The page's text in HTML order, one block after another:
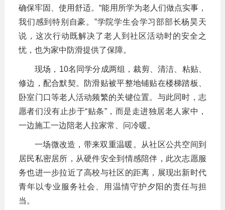
确保牢固、使用舒适。“能用所学为老人们做点实事，
我们感到特别自豪。”学院学生会学习部部长杨昊天
说，这次行动既解决了老人到社区活动时的安全之
忧，也为家中防滑提供了保障。
现场，10名同学分成两组，裁剪、清洁、粘贴、
修边，配合默契。防滑贴被平整地铺贴在楼梯踏板、
卧室门口等老人活动频繁的关键位置。与此同时，志
愿者们没有止步于“贴条”，而是走进独居老人家中，
一边施工一边陪老人拉家常、问冷暖。
一场微改造，带来双重温暖。从社区公共空间到
居民私密居所，从硬件安全到情感陪伴，此次志愿服
务也进一步拉近了高校与社区的距离，展现出新时代
青年以专业服务社会、用温情守护夕阳的责任与担
当。